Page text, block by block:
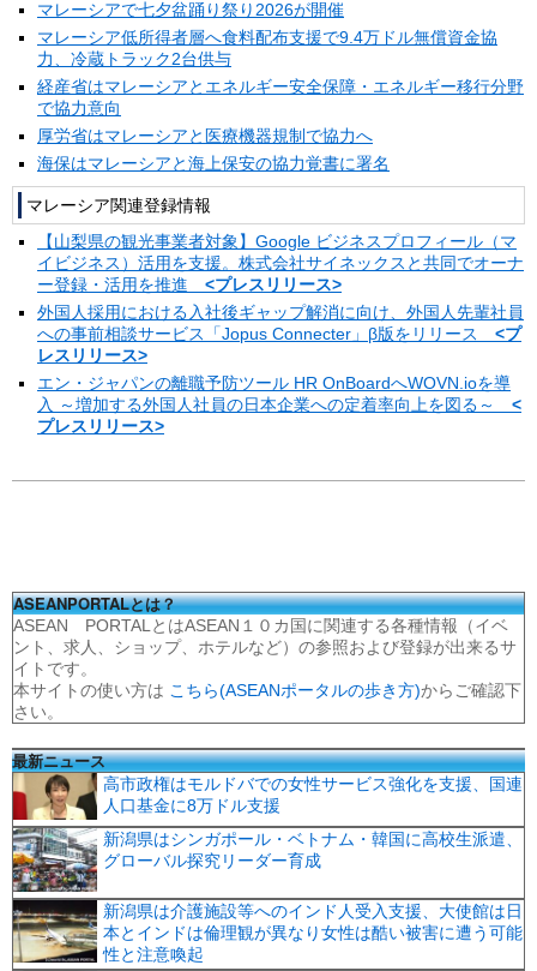
マレーシアで七夕盆踊り祭り2026が開催
マレーシア低所得者層へ食料配布支援で9.4万ドル無償資金協
力、冷蔵トラック2台供与
経産省はマレーシアとエネルギー安全保障・エネルギー移行分野
で協力意向
厚労省はマレーシアと医療機器規制で協力へ
海保はマレーシアと海上保安の協力覚書に署名
マレーシア関連登録情報
【山梨県の観光事業者対象】Google ビジネスプロフィール（マ
イビジネス）活用を支援。株式会社サイネックスと共同でオーナ
ー登録・活用を推進 <プレスリリース>
外国人採用における入社後ギャップ解消に向け、外国人先輩社員
への事前相談サービス「Jopus Connecter」β版をリリース <プ
レスリリース>
エン・ジャパンの離職予防ツール HR OnBoardへWOVN.ioを導
入 ～増加する外国人社員の日本企業への定着率向上を図る～ <
プレスリリース>
ASEANPORTALとは？
ASEAN PORTALとはASEAN１０カ国に関連する各種情報（イベ
ント、求人、ショップ、ホテルなど）の参照および登録が出来るサ
イトです。
本サイトの使い方は こちら(ASEANポータルの歩き方)からご確認下
さい。
最新ニュース
高市政権はモルドバでの女性サービス強化を支援、国連
人口基金に8万ドル支援
新潟県はシンガポール・ベトナム・韓国に高校生派遣、
グローバル探究リーダー育成
新潟県は介護施設等へのインド人受入支援、大使館は日
本とインドは倫理観が異なり女性は酷い被害に遭う可能
性と注意喚起